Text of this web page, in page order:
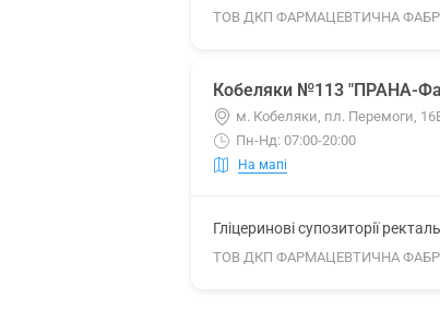
ТОВ ДКП ФАРМАЦЕВТИЧНА
Кобеляки №113 "ПРАНА-
м. Кобеляки, пл. Перемоги,
Пн-Нд: 07:00-20:00
На мапі
Гліцеринові супозиторії
ТОВ ДКП ФАРМАЦЕВТИЧНА